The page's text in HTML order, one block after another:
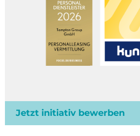
Jetzt initiativ bewerben